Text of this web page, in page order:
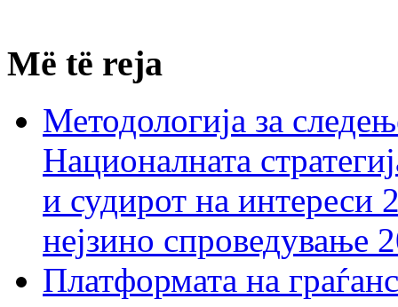
Më të reja
Методологија за
Националната
и судирот на интереси
нејзино спроведување
Платформата на